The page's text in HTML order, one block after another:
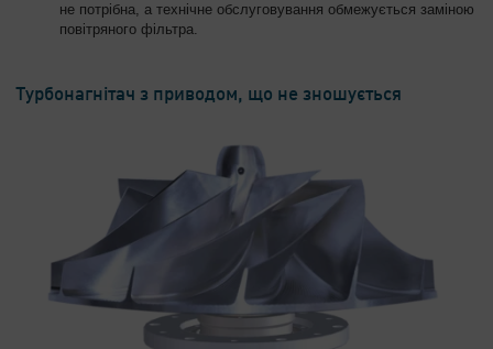
не потрібна, а технічне обслуговування обмежується заміною
повітряного фільтра.
Турбонагнітач з приводом, що не зношується